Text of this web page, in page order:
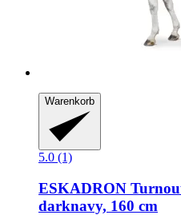
Warenkorb
5.0 (1)
ESKADRON
darknavy, 160 cm